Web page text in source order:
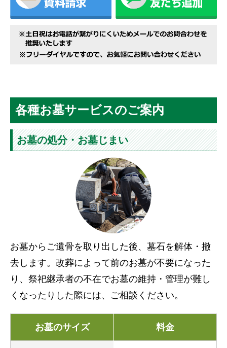
各種お墓サービスのご案内
お墓の処分・お墓じまい
お墓からご遺骨を取り出した後、墓石を解体・撤
去します。改葬によって前のお墓が不要になった
り、祭祀継承者の不在でお墓の維持・管理が難し
くなったりした際には、ご相談ください。
お墓のサイズ 料金